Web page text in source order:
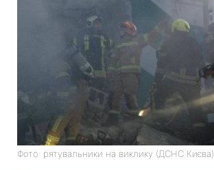
Фото: рятувальники на виклику (ДСНС Києва)